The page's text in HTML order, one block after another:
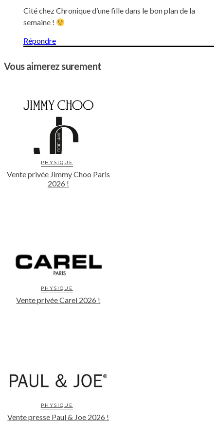
Cité chez Chronique d’une fille dans le bon plan de la
semaine !
Répondre
Vous aimerez surement
PHYSIQUE
Vente privée Jimmy Choo Paris
2026 !
PHYSIQUE
Vente privée Carel 2026 !
PHYSIQUE
Vente presse Paul & Joe 2026 !